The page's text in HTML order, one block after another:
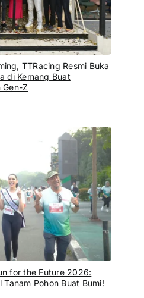
TTRacing Resmi Buka
di Kemang Buat
Gen-Z
for the Future 2026:
Tanam Pohon Buat Bumi!